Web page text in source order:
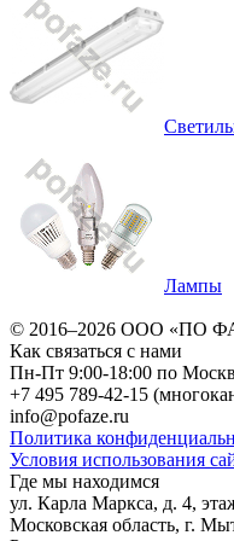
Лампы
© 2016–2026 ООО «ПО
Как связаться с нами
Пн-Пт 9:00-18:00 по
+7 495 789-42-15
info@pofaze.ru
Политика
Условия использования
Где мы находимся
ул. Карла Маркса, д. 4,
Московская область, г.